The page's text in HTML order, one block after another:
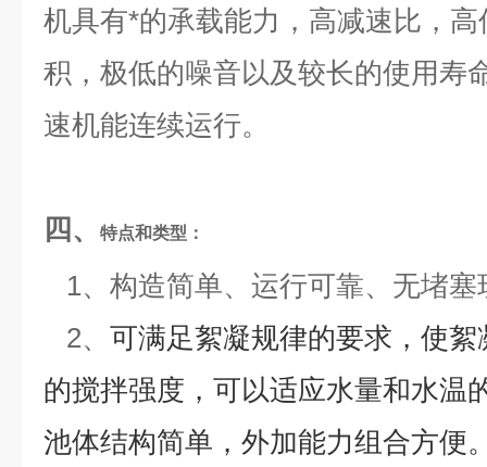
机具有*的承载能力，高减速比，
积，极低的噪音以及较长的使用寿
速机能连续运行。
四、 特点和类型：
1、 构造简单、运行可靠、无堵
2、 可满足絮凝规律的要求，使
的搅拌强度，可以适应水量和水温
池体结构简单，外加能力组合方便